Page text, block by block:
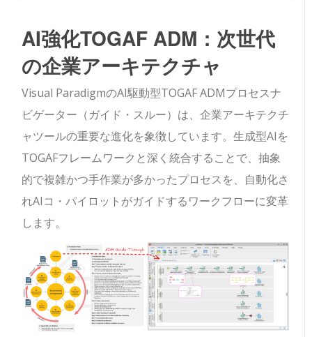
AI強化TOGAF ADM：次世代
の企業アーキテクチャ
Visual ParadigmのAI駆動型TOGAF ADMプロセスナ
ビゲーター（ガイド・スルー）は、企業アーキテクチ
ャツールの重要な進化を象徴しています。生成型AIを
TOGAFフレームワークと深く統合することで、抽象
的で複雑かつ手作業が多かったプロセスを、自動化さ
れAIコ・パイロットがガイドするワークフローに変革
します。